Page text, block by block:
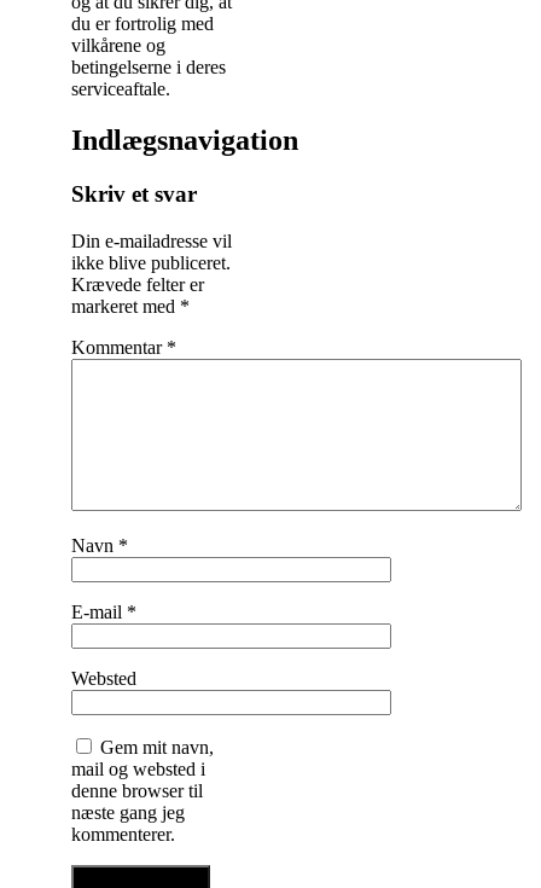
du er fortrolig med
vilkårene og
betingelserne i deres
serviceaftale.
Indlægsnavigation
Skriv et svar
Din e-mailadresse vil
ikke blive publiceret.
Krævede felter er
markeret med *
Kommentar *
Navn *
E-mail *
Websted
Gem mit navn,
mail og websted i
denne browser til
næste gang jeg
kommenterer.